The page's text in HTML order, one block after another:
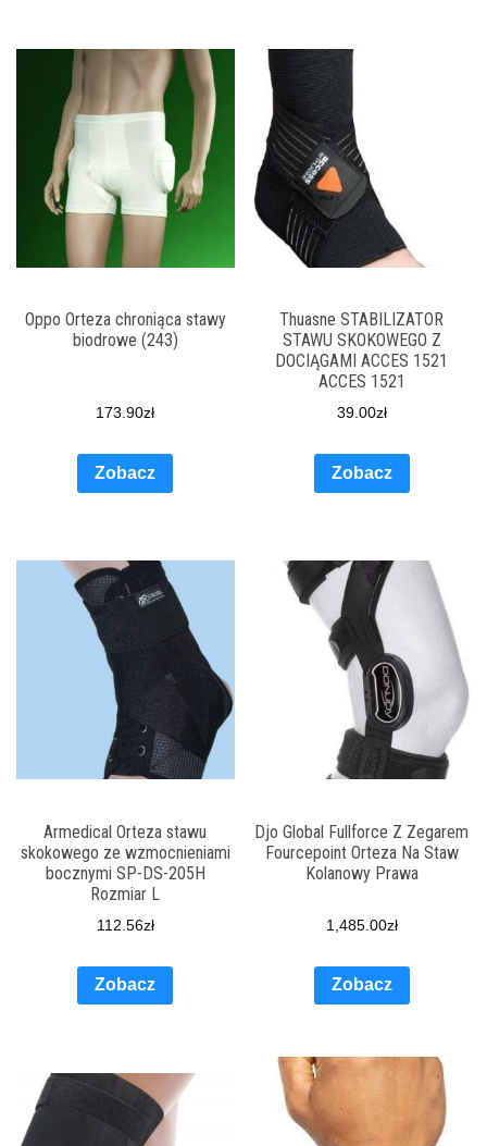
Oppo Orteza chroniąca stawy
biodrowe (243)
173.90zł
Zobacz
Thuasne STABILIZATOR
STAWU SKOKOWEGO Z
DOCIĄGAMI ACCES 1521
ACCES 1521
39.00zł
Zobacz
Armedical Orteza stawu
skokowego ze wzmocnieniami
bocznymi SP-DS-205H
Rozmiar L
112.56zł
Zobacz
Djo Global Fullforce Z Zegarem
Fourcepoint Orteza Na Staw
Kolanowy Prawa
1,485.00zł
Zobacz